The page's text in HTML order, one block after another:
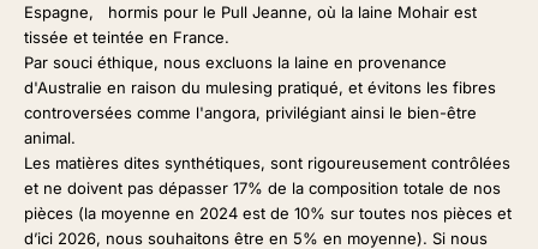
Espagne, hormis pour le Pull Jeanne, où la laine Mohair est
tissée et teintée en France.
Par souci éthique, nous excluons la laine en provenance
d'Australie en raison du mulesing pratiqué, et évitons les fibres
controversées comme l'angora, privilégiant ainsi le bien-être
animal.
Les matières dites synthétiques, sont rigoureusement contrôlées
et ne doivent pas dépasser 17% de la composition totale de nos
pièces (la moyenne en 2024 est de 10% sur toutes nos pièces et
d’ici 2026, nous souhaitons être en 5% en moyenne). Si nous